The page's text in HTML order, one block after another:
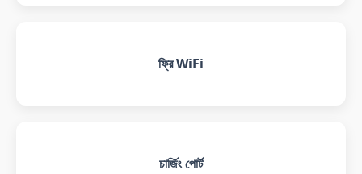
ফ্রি WiFi
চার্জিং পোর্ট